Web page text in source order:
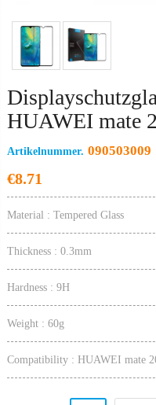
HUAWEI mate
Artikelnummer. 090503009
€8.71
Material : Tempered Glass
Thickness : 0.3mm
Hardness : 9H
Weight : 60g
Compatibility : HUAWEI mate